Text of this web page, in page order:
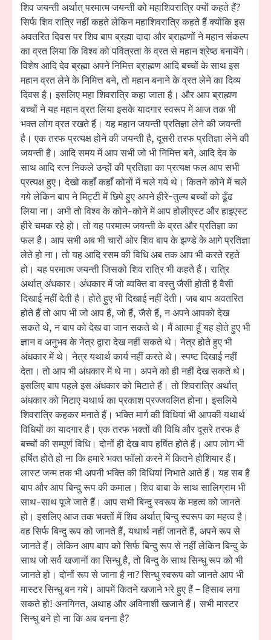
शिव जयन्ती अर्थात् परमात्म जयन्ती को महाशिवरात्रि क्यों कहते हैं?
सिर्फ शिव रात्रि नहीं कहते लेकिन महाशिवरात्रि कहते हैं क्योंकि इस
अवतरित दिवस पर शिव बाप ब्रह्मा दादा और ब्राह्मणों ने महान संकल्प
का व्रत लिया कि विश्व को पवित्रता के व्रत से महान श्रेष्ठ बनायेंगे।
विशेष आदि देव ब्रह्मा अपने निमित्त ब्राह्मण आदि बच्चों के साथ इस
महान व्रत लेने के निमित्त बने, तो महान बनाने के व्रत लेने का दिव्य
दिवस है। इसलिए महा शिवरात्रि कहा जाता है। और आप ब्राह्मण
बच्चों ने यह महान व्रत लिया इसके यादगार स्वरूप में आज तक भी
भक्त लोग व्रत रखते हैं। यह महान जयन्ती प्रतिज्ञा लेने की जयन्ती
है। एक तरफ प्रत्यक्ष होने की जयन्ती है, दूसरी तरफ प्रतिज्ञा लेने की
जयन्ती है। आदि समय में आप सभी जो भी निमित्त बने, आदि देव के
साथ आदि रत्न निकले उन्हों की प्रतिज्ञा का प्रत्यक्ष फल आप सभी
प्रत्यक्ष हुए। देखो कहाँ कहाँ कोनों में चले गये थे। कितने कोने में चले
गये लेकिन बाप ने मिट्टी में छिपे हुए अपने हीरे-तुल्य बच्चों को ढूँढ
लिया ना। अभी तो विश्व के कोने-कोने में आप होलीएस्ट और हाइएस्ट
हीरे चमक रहे हो। तो यह परमात्म जयन्ती के व्रत और प्रतिज्ञा का
फल है। आप सभी अब भी चारों ओर शिव बाप के झण्डे के आगे प्रतिज्ञा
लेते हो ना। तो यह आदि रसम की विधि अब तक आप भी करते रहते
हो। यह परमात्म जयन्ती जिसको शिव रात्रि भी कहते हैं। रात्रि
अर्थात् अंधकार। अंधकार में जो व्यक्ति वा वस्तु जैसी होती है वैसी
दिखाई नहीं देती है। होते हुए भी दिखाई नहीं देती। जब बाप अवतरित
होते हैं तो आप भी जो आप हैं, जो हैं, जैसे हैं, न अपने आपको देख
सकते थे, न बाप को देख वा जान सकते थे। मैं आत्मा हूँ यह होते हुए भी
ज्ञान व अनुभव के नेत्र द्वारा देख नहीं सकते थे। नेत्र होते हुए भी
अंधकार में थे। नेत्र यथार्थ कार्य नहीं करते थे। स्पष्ट दिखाई नहीं
देता। तो आप भी अंधकार में थे ना। अपने को ही नहीं देख सकते थे।
इसलिए बाप पहले इस अंधकार को मिटाते हैं। तो शिवरात्रि अर्थात्
अंधकार को मिटाए यथार्थ का प्रकाश प्रज्जवलित होना। इसलिये
शिवरात्रि कहकर मनाते हैं। भक्ति मार्ग की विधियां भी आपकी यथार्थ
विधियों का यादगार है। एक तरफ भक्तों की विधि और दूसरे तरफ है
बच्चों की सम्पूर्ण विधि। दोनों ही देख बाप हर्षित होते हैं। आप लोग भी
हर्षित होते हो ना कि हमारे भक्त फॉलो करने में कितने होशियार हैं।
लास्ट जन्म तक भी अपनी भक्ति की विधियां निभाते आते हैं। यह सब है
बाप और आप बिन्दु रूप की कमाल। शिव बाबा के साथ सालिग्राम भी
साथ-साथ पूजे जाते हैं। आप सभी बिन्दु स्वरूप के महत्व को जानते
हो। इसलिए आज तक भक्तों में शिव अर्थात् बिन्दु स्वरूप का महत्व है।
वह सिर्फ बिन्दु रूप को जानते हैं, यथार्थ नहीं जानते हैं, अपने रूप से
जानते हैं। लेकिन आप बाप को सिर्फ बिन्दु रूप से नहीं लेकिन बिन्दु के
साथ जो सर्व खजानों का सिन्धु है, तो बिन्दु के साथ सिन्धु रूप को भी
जानते हो। दोनों रूप से जाना है ना? सिन्धु स्वरूप को जानते आप भी
मास्टर सिन्धु बन गये। आपमें कितने खजाने भरे हुए हैं – हिसाब लगा
सकते हो! अनगिनत, अथाह और अविनाशी खजाने हैं। सभी मास्टर
सिन्धु बने हो ना कि अब बनना है?